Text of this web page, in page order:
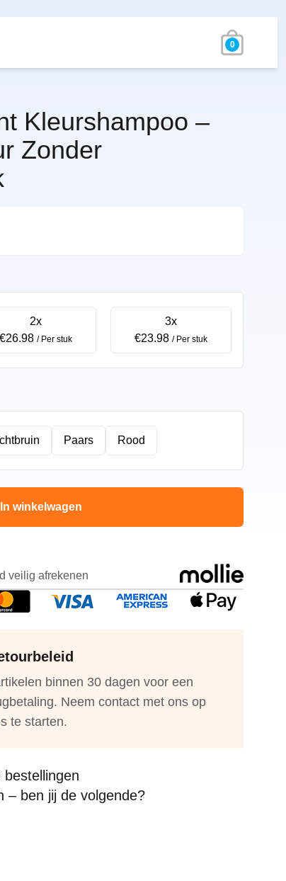
0
Kleurshampoo –
Zonder
2x
€26.98 / Per stuk
3x
€23.98 / Per stuk
Paars Rood
In winkelwagen
veilig afrekenen
binnen 30 dagen voor een
Neem contact met ons op
te starten.
– ben jij de volgende?